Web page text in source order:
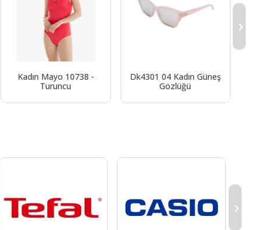
Kadın Mayo 10738 -
Turuncu
Dk4301 04 Kadın Güneş
Gözlüğü
›
›